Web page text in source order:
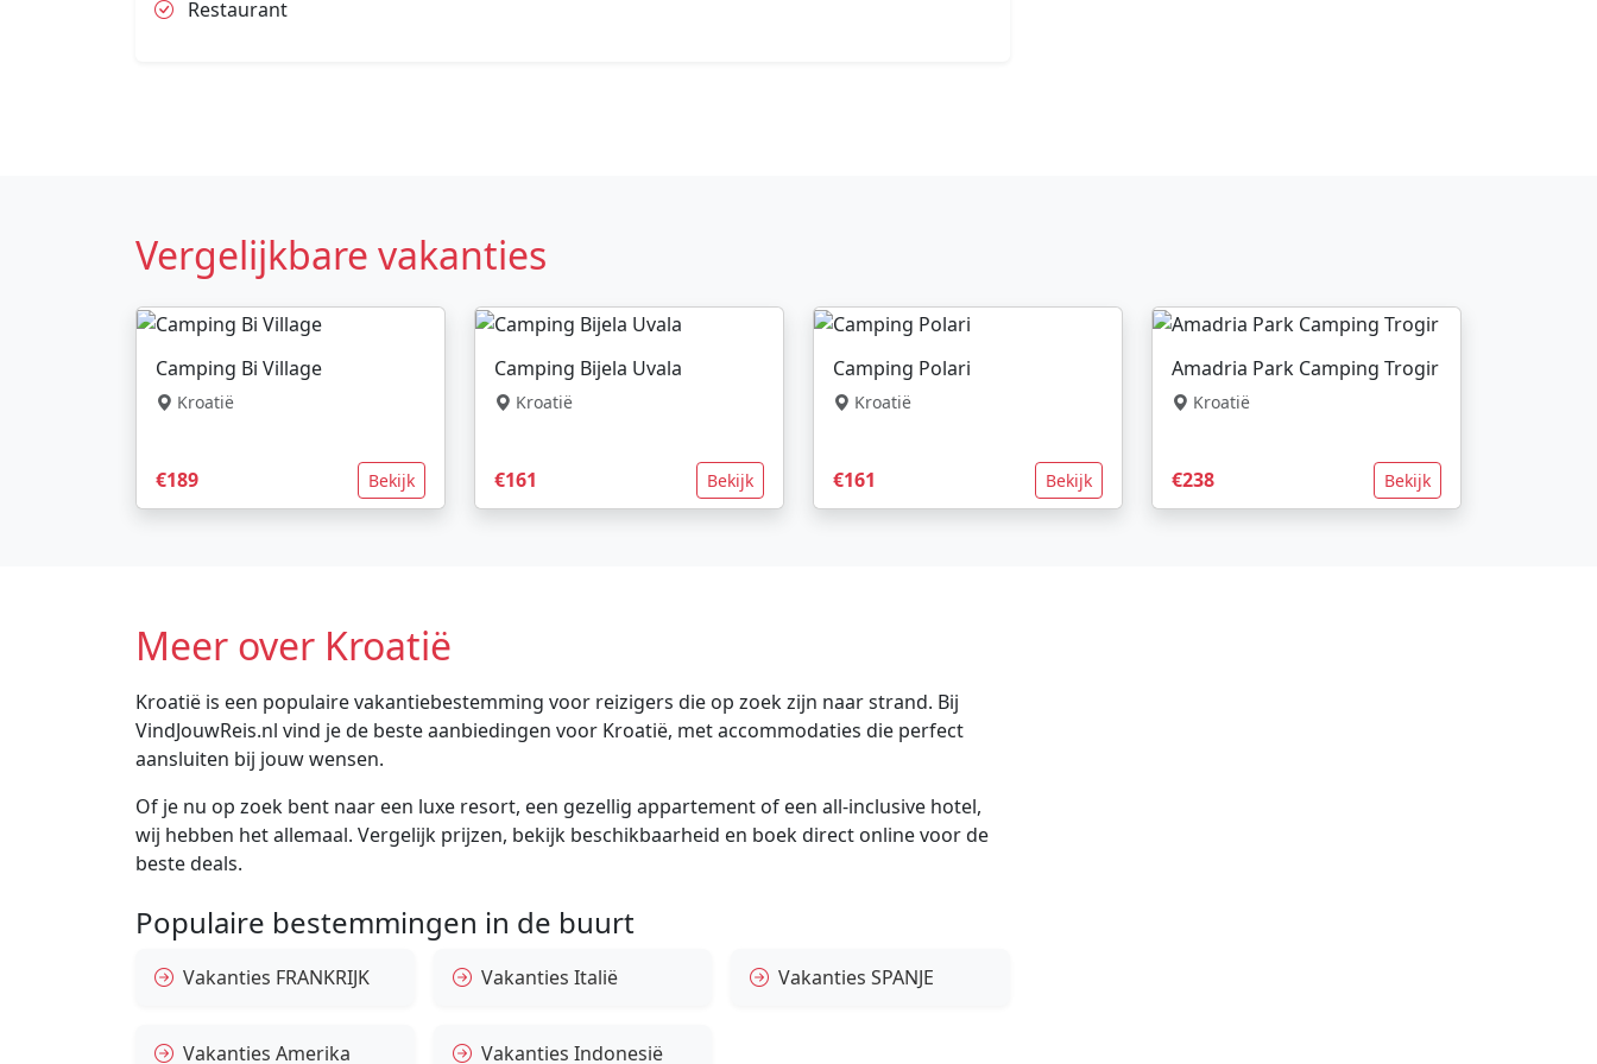
Restaurant
Vergelijkbare vakanties
Camping Bi Village
Kroatië
€189 Bekijk
Camping Bijela Uvala
Kroatië
€161 Bekijk
Camping Polari
Kroatië
€161 Bekijk
Amadria Park Camping Trogir
Kroatië
€238 Bekijk
Meer over Kroatië
Kroatië is een populaire vakantiebestemming voor reizigers die op zoek zijn naar strand. Bij
VindJouwReis.nl vind je de beste aanbiedingen voor Kroatië, met accommodaties die perfect
aansluiten bij jouw wensen.
Of je nu op zoek bent naar een luxe resort, een gezellig appartement of een all-inclusive hotel,
wij hebben het allemaal. Vergelijk prijzen, bekijk beschikbaarheid en boek direct online voor de
beste deals.
Populaire bestemmingen in de buurt
Vakanties FRANKRIJK Vakanties Italië Vakanties SPANJE
Vakanties Amerika Vakanties Indonesië